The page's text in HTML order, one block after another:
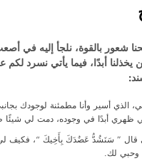
شعور بالقوة، نلجأ إليه في
أبدًا، فيما يأتي نسرد لكم
الذي أسير وأنا مطمئنة لوجودك
ظهري أبدًا في وجوده، دمت لي شيئًا
قال ” سَنَشُدُّ عَضُدَكَ بِأَخِيكَ “، فكيف
وحبي لك.